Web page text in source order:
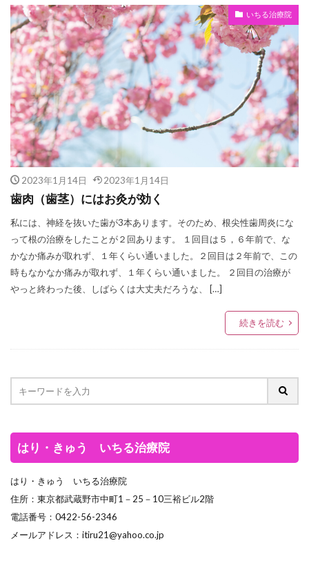
いちる治療院
2023年1月14日 2023年1月14日
歯肉（歯茎）にはお灸が効く
私には、神経を抜いた歯が3本あります。そのため、根尖性歯周炎にな
って根の治療をしたことが２回あります。 １回目は５，６年前で、な
かなか痛みが取れず、１年くらい通いました。２回目は２年前で、この
時もなかなか痛みが取れず、１年くらい通いました。 ２回目の治療が
やっと終わった後、しばらくは大丈夫だろうな、 […]
続きを読む
はり・きゅう いちる治療院
はり・きゅう いちる治療院
住所：東京都武蔵野市中町1－25－10三裕ビル2階
電話番号：0422-56-2346
メールアドレス：itiru21@yahoo.co.jp